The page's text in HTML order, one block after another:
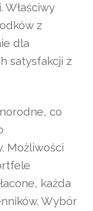
z
dla
satysfakcji z
co
Możliwości
każda
Wybór